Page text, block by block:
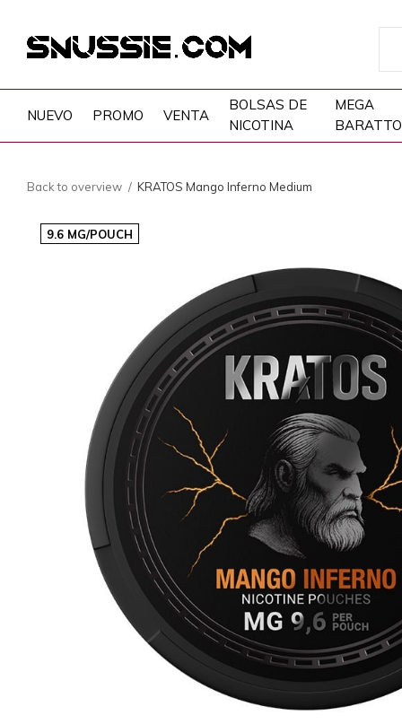
NUEVO PROMO VENTA
BOLSAS DE
NICOTINA
MEGA
Back to overview KRATOS Mango Inferno Medium
9.6 MG/POUCH